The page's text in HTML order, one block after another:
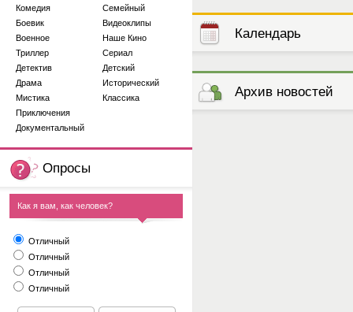
Комедия
Боевик
Военное
Триллер
Детектив
Драма
Мистика
Приключения
Документальный
Семейный
Видеоклипы
Наше Кино
Сериал
Детский
Исторический
Классика
Опросы
Как я вам, как человек?
Отличный
Отличный
Отличный
Отличный
Календарь
выступлений
Архив новостей